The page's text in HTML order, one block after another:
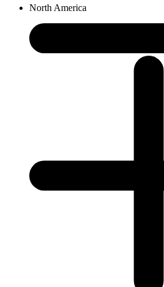
North America